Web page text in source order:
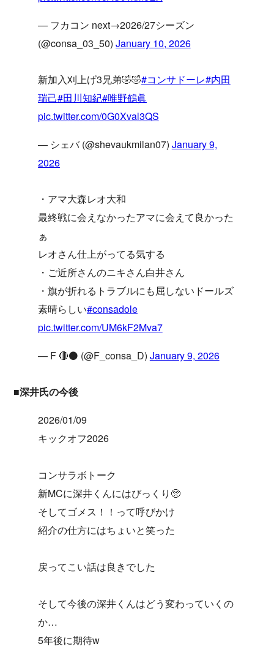
— フカコン next→2026/27シーズン
(@consa_03_50) January 10, 2026
新加入刈上げ3兄弟🤣🤣#コンサドーレ#内田
瑞己#田川知紀#唯野鶴眞
pic.twitter.com/0G0Xval3QS
— シェバ (@shevaukmilan07) January 9,
2026
・アマ大森レオ大和
最終戦に会えなかったアマに会えて良かった
ぁ
レオさん仕上がってる気する
・ご近所さんのニキさん白井さん
・旗が折れるトラブルにも屈しないドールズ
素晴らしい#consadole
pic.twitter.com/UM6kF2Mva7
— F 🔴⚫️ (@F_consa_D) January 9, 2026
■深井氏の今後
2026/01/09
キックオフ2026
コンサラボトーク
新MCに深井くんにはびっくり🥺
そしてゴメス！！って呼びかけ
紹介の仕方にはちょいと笑った
戻ってこい話は良きでした
そして今後の深井くんはどう変わっていくの
か…
5年後に期待w